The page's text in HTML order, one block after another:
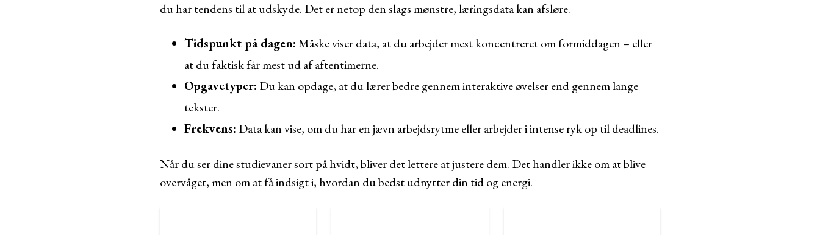
du har tendens til at udskyde. Det er netop den slags mønstre, læringsdata kan afsløre.
Tidspunkt på dagen:Måske viser data, at du arbejder mest koncentreret om formiddagen – eller
at du faktisk får mest ud af aftentimerne.
Opgavetyper: Du kan opdage, at du lærer bedre gennem interaktive øvelser end gennem lange
tekster.
Frekvens: Data kan vise, om du har en jævn arbejdsrytme eller arbejder i intense ryk op til deadlines.
Når du ser dine studievaner sort på hvidt, bliver det lettere at justere dem. Det handler ikke om at blive
overvåget, men om at få indsigt i, hvordan du bedst udnytter din tid og energi.